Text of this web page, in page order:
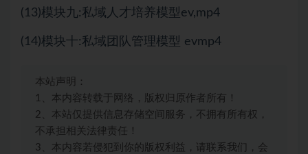
(13)模块九:私域人才培养模型ev,mp4
(14)模块十:私域团队管理模型 evmp4
本站声明：
1、本内容转载于网络，版权归原作者所有！
2、本站仅提供信息存储空间服务，不拥有所有权，
不承担相关法律责任！
3、本内容若侵犯到你的版权利益，请联系我们，会